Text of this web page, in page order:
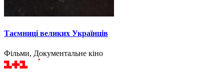
Таємниці великих Українців
Фільми, Документальне кіно